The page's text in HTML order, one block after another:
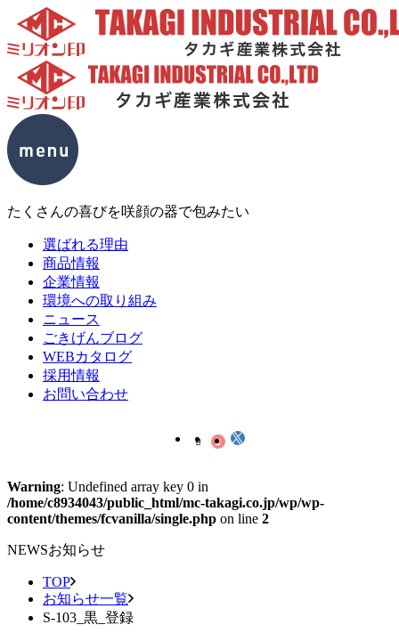
たくさんの喜びを咲顔の器で包みたい
選ばれる理由
商品情報
企業情報
環境への取り組み
ニュース
ごきげんブログ
WEBカタログ
採用情報
お問い合わせ
Warning: Undefined array key 0 in
/home/c8934043/public_html/mc-takagi.co.jp/wp/wp-
content/themes/fcvanilla/single.php on line 2
NEWSお知らせ
TOP
お知らせ一覧
S-103_黒_登録